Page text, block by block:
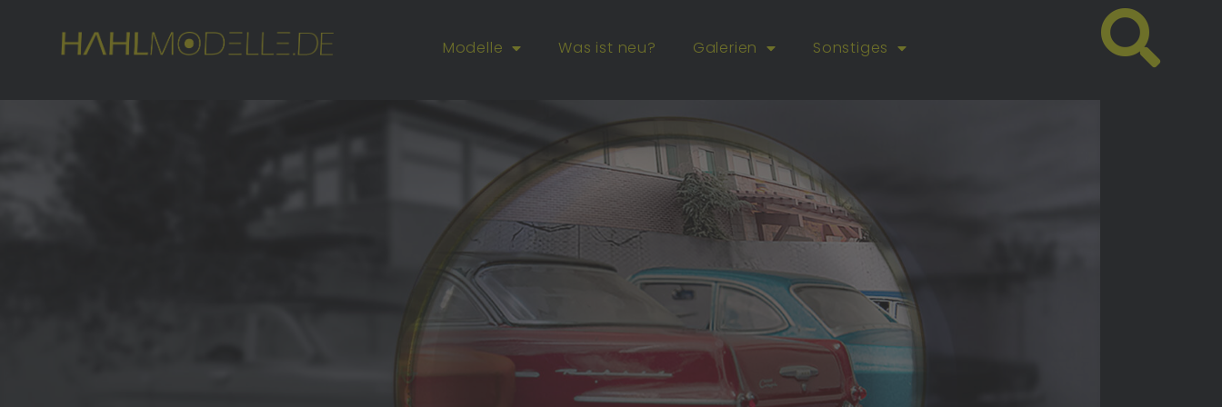
Modelle Was ist neu? Galerien Sonstiges